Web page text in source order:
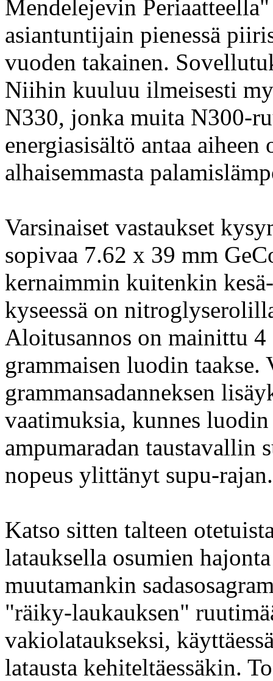
Mendelejevin
asiantuntijain pienessä
vuoden takainen.
Niihin kuuluu ilmeisesti
N330, jonka muita N300-
energiasisältö antaa aiheen
alhaisemmasta
Varsinaiset vastaukset
sopivaa 7.62 x 39 mm
kernaimmin kuitenkin
kyseessä on
Aloitusannos on mainittu
grammaisen luodin
grammansadanneksen
vaatimuksia, kunnes
ampumaradan taustavallin
nopeus ylittänyt supu-rajan.
Katso sitten talteen
latauksella osumien
muutamankin
"räiky-laukauksen"
vakiolataukseksi,
latausta kehiteltäessäkin.